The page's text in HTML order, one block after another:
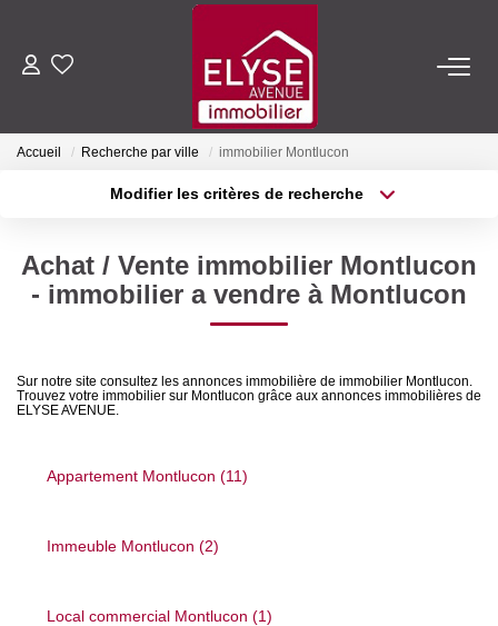
ACHETER
NOTRE AGENCE
Nous Rejoindre
Accueil Recherche par ville immobilier Montlucon
Modifier les critères de recherche
Sélectionnez...
Type de bien
Surface min
Créer une alerte
Achat / Vente immobilier Montlucon
- immobilier a vendre à Montlucon
Sur notre site consultez les annonces immobilière de immobilier Montlucon.
Trouvez votre immobilier sur Montlucon grâce aux annonces immobilières de
ELYSE AVENUE.
Appartement Montlucon (11)
Immeuble Montlucon (2)
Local commercial Montlucon (1)